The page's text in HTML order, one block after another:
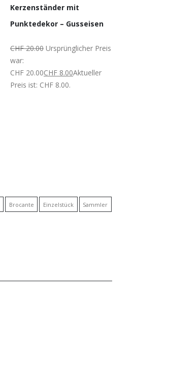
Kerzenständer mit
Punktedekor – Gusseisen
CHF20.00 Ursprünglicher Preis
war:
CHF 20.00CHF8.00Aktueller
Preis ist: CHF 8.00.
Brocante Einzelstück Sammler